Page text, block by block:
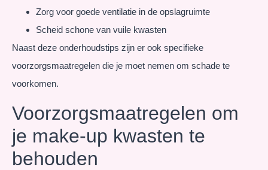
Zorg voor goede ventilatie in de opslagruimte
Scheid schone van vuile kwasten
Naast deze onderhoudstips zijn er ook specifieke
voorzorgsmaatregelen die je moet nemen om schade te
voorkomen.
Voorzorgsmaatregelen om
je make-up kwasten te
behouden